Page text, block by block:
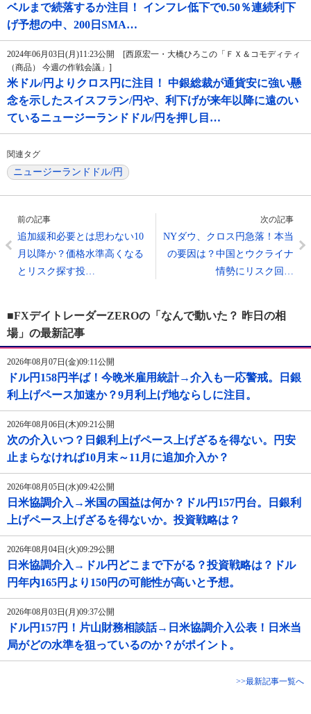
ベルまで続落するか注目！ インフレ低下で0.50％連続利下
げ予想の中、200日SMA…
2024年06月03日(月)11:23公開 [西原宏一・大橋ひろこの「ＦＸ＆コモディティ
（商品） 今週の作戦会議」]
米ドル/円よりクロス円に注目！ 中銀総裁が通貨安に強い懸
念を示したスイスフラン/円や、利下げが来年以降に遠のい
ているニュージーランドドル/円を押し目…
関連タグ
ニュージーランドドル/円
前の記事
追加緩和必要とは思わない10
月以降か？価格水準高くなる
とリスク探す投…
次の記事
NYダウ、クロス円急落！本当
の要因は？中国とウクライナ
情勢にリスク回…
■FXデイトレーダーZEROの「なんで動いた？ 昨日の相
場」の最新記事
2026年08月07日(金)09:11公開
ドル円158円半ば！今晩米雇用統計→介入も一応警戒。日銀
利上げペース加速か？9月利上げ地ならしに注目。
2026年08月06日(木)09:21公開
次の介入いつ？日銀利上げペース上げざるを得ない。円安
止まらなければ10月末～11月に追加介入か？
2026年08月05日(水)09:42公開
日米協調介入→米国の国益は何か？ドル円157円台。日銀利
上げペース上げざるを得ないか。投資戦略は？
2026年08月04日(火)09:29公開
日米協調介入→ドル円どこまで下がる？投資戦略は？ドル
円年内165円より150円の可能性が高いと予想。
2026年08月03日(月)09:37公開
ドル円157円！片山財務相談話→日米協調介入公表！日米当
局がどの水準を狙っているのか？がポイント。
>>最新記事一覧へ